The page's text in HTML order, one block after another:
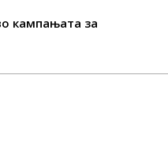
кампањата за